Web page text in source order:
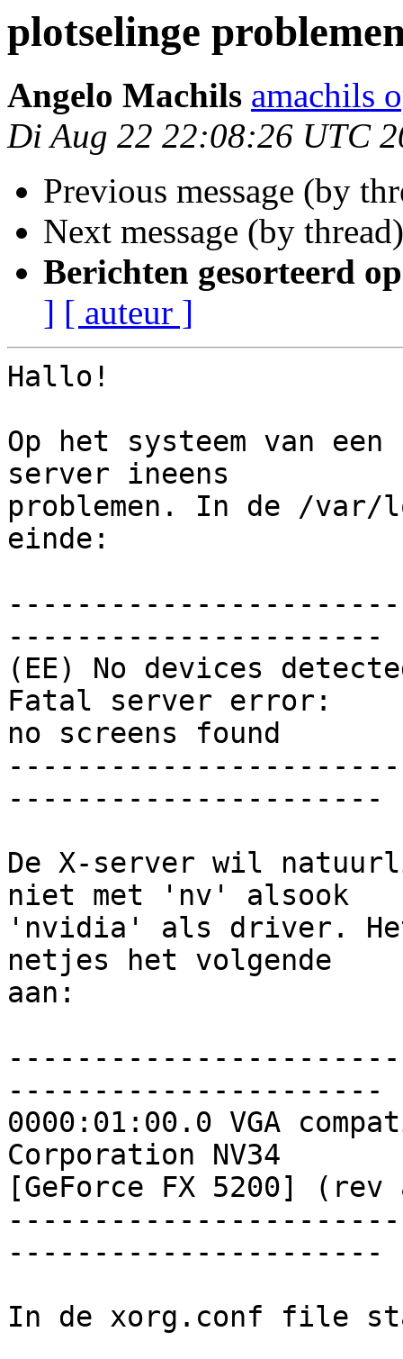
plotselinge
Angelo Machils amachils
Di Aug 22 22:08:26 UTC
Previous message (by
Next message (by
Berichten gesorteerd
] [ auteur ]
Hallo!
Op het systeem van
server ineens
problemen. In de /
einde:
----------------------
(EE) No devices
Fatal server error:
no screens found
----------------------
De X-server wil
niet met 'nv' alsook
'nvidia' als driver. Het
netjes het volgende
aan:
----------------------
0000:01:00.0 VGA
Corporation NV34
[GeForce FX 5200] (rev
----------------------
In de xorg.conf file